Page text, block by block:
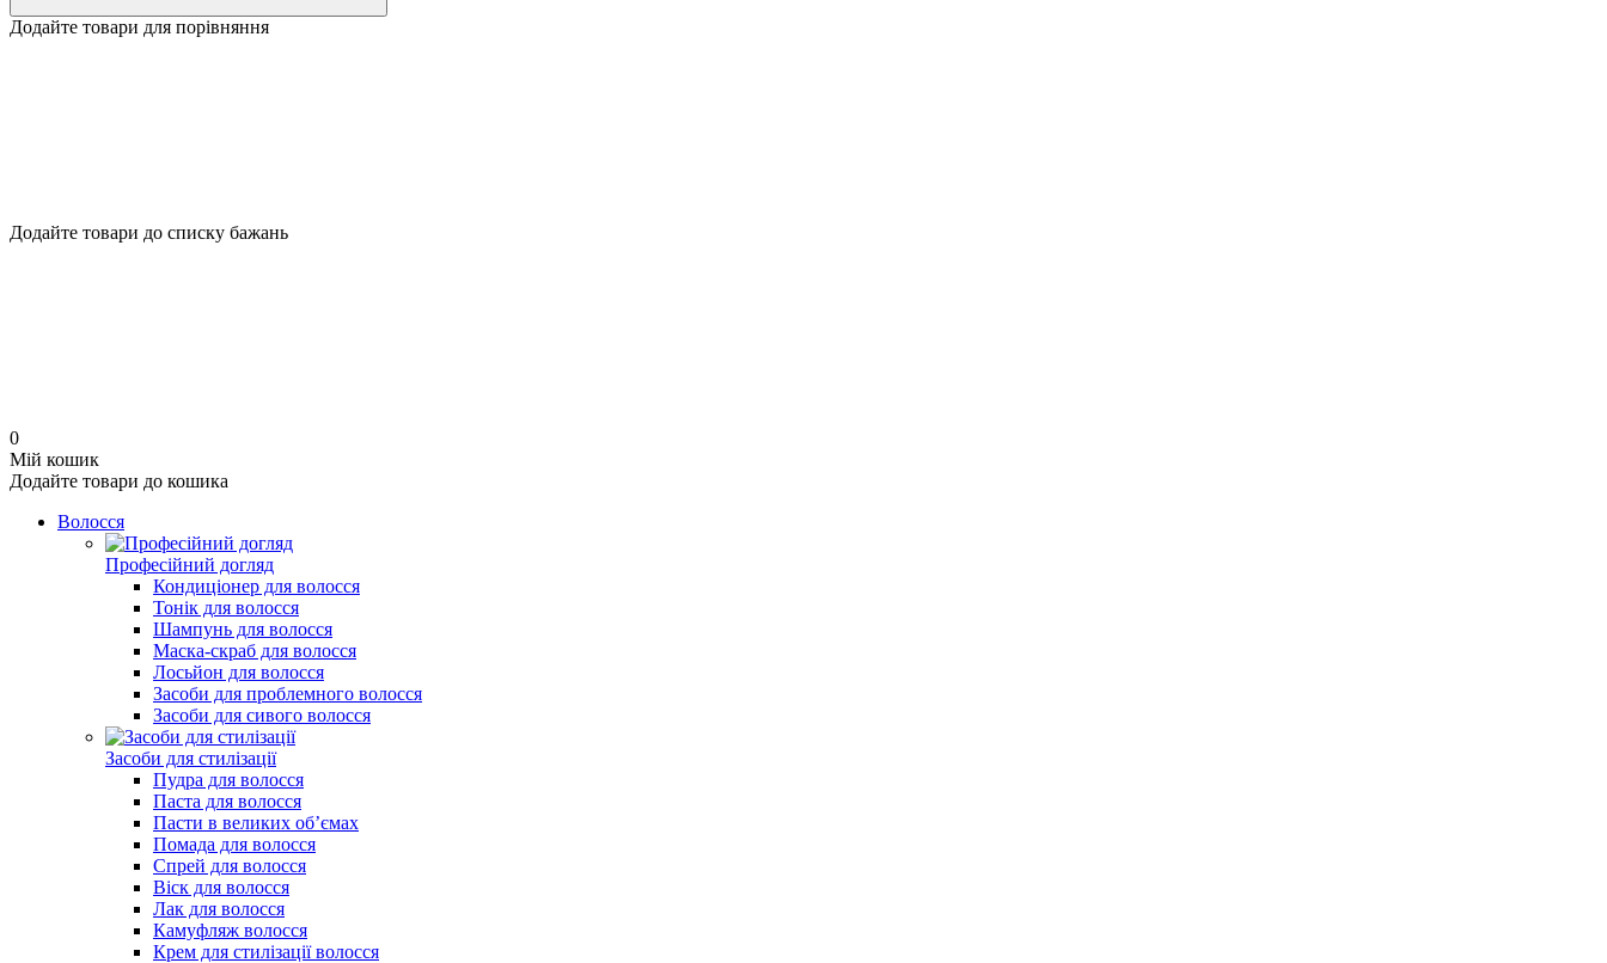
Додайте товари для порівняння
Додайте товари до списку бажань
0
Мій кошик
Додайте товари до кошика
Волосся
Професійний догляд
Кондиціонер для волосся
Тонік для волосся
Шампунь для волосся
Маска-скраб для волосся
Лосьйон для волосся
Засоби для проблемного волосся
Засоби для сивого волосся
Засоби для стилізації
Пудра для волосся
Паста для волосся
Пасти в великих об’ємах
Помада для волосся
Спрей для волосся
Віск для волосся
Лак для волосся
Камуфляж волосся
Крем для стилізації волоcся